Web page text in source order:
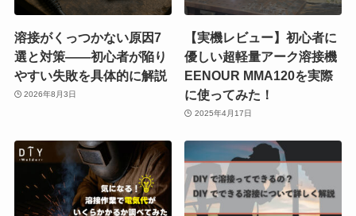
溶接がくっつかない原因7
選と対策——初心者が陥り
やすい失敗を具体的に解説
2026年8月3日
【実機レビュー】初心者に
優しい超軽量アーク溶接機
EENOUR MMA120を実際
に使ってみた！
2025年4月17日